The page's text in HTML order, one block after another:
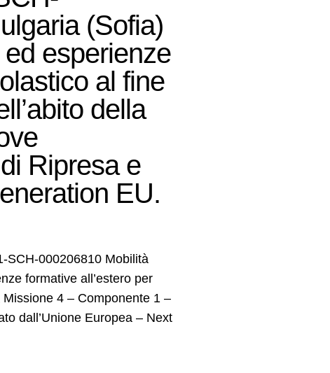
(Sofia)
esperienze
al fine
della
Ripresa e
EU.
SCH-000206810 Mobilità
formative all’estero per
4 – Componente 1 –
dall’Unione Europea – Next